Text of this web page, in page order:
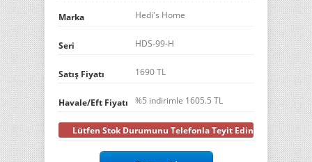
Marka Hedi's Home
Seri HDS-99-H
Satış Fiyatı 1690 TL
Havale/Eft Fiyatı %5 indirimle 1605.5 TL
Lütfen Stok Durumunu Telefonla Teyit Ediniz